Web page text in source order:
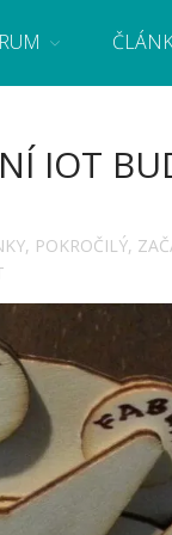
se základy
IOT
, POKROČILÝ,